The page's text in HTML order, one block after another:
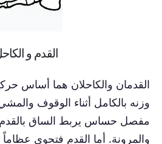
القدم و
القدمان والكاحلان هما أساس
وزنه بالكامل أثناء الوقوف
مفصل حساس يربط الساق بالقدم،
والمرونة. أما القدم فتحوي عظاماً